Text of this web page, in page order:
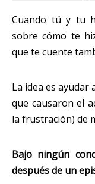
Cuando tú y tu
sobre cómo te
que te cuente
La idea es
que causaron el
la frustración) de
Bajo ningún
después de un